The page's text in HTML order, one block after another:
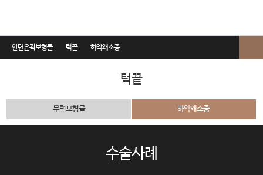
안면윤곽보형물 턱끝 하악왜소증
턱끝
무턱보형물 하악왜소증
수술사례